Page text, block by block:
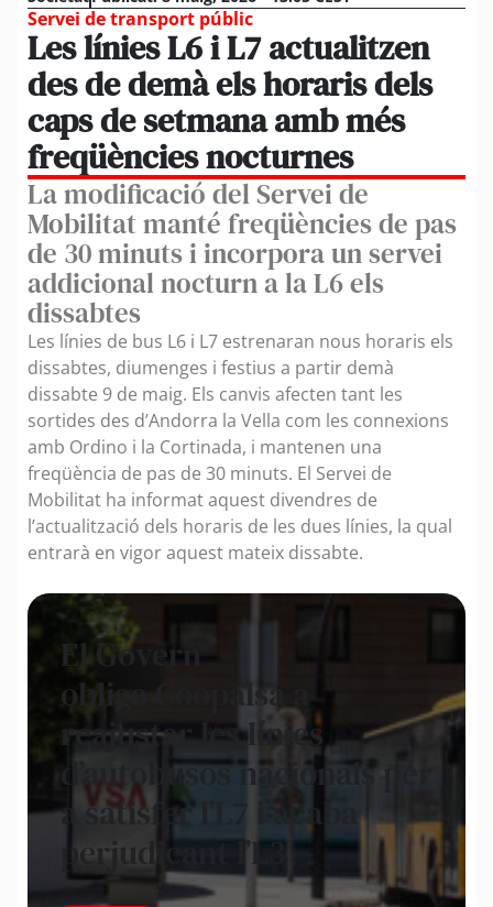
Servei de transport públic
Les línies L6 i L7 actualitzen
des de demà els horaris dels
caps de setmana amb més
freqüències nocturnes
La modificació del Servei de
Mobilitat manté freqüències de pas
de 30 minuts i incorpora un servei
addicional nocturn a la L6 els
dissabtes
Les línies de bus L6 i L7 estrenaran nous horaris els
dissabtes, diumenges i festius a partir demà
dissabte 9 de maig. Els canvis afecten tant les
sortides des d’Andorra la Vella com les connexions
amb Ordino i la Cortinada, i mantenen una
freqüència de pas de 30 minuts. El Servei de
Mobilitat ha informat aquest divendres de
l’actualització dels horaris de les dues línies, la qual
entrarà en vigor aquest mateix dissabte.
El Govern
obliga Coopalsa a
reajustar les línies
d’autobusos nacionals per
a satisfer l’L7 i acaba
perjudicant l’L3